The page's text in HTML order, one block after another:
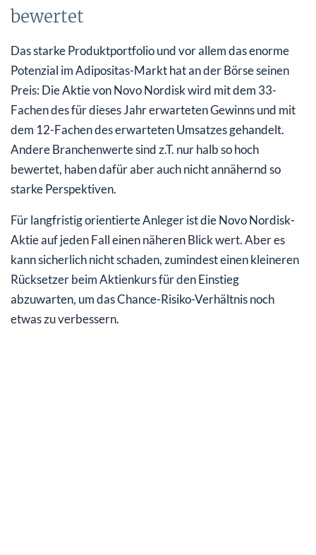
bewertet
Das starke Produktportfolio und vor allem das enorme
Potenzial im Adipositas-Markt hat an der Börse seinen
Preis: Die Aktie von Novo Nordisk wird mit dem 33-
Fachen des für dieses Jahr erwarteten Gewinns und mit
dem 12-Fachen des erwarteten Umsatzes gehandelt.
Andere Branchenwerte sind z.T. nur halb so hoch
bewertet, haben dafür aber auch nicht annähernd so
starke Perspektiven.
Für langfristig orientierte Anleger ist die Novo Nordisk-
Aktie auf jeden Fall einen näheren Blick wert. Aber es
kann sicherlich nicht schaden, zumindest einen kleineren
Rücksetzer beim Aktienkurs für den Einstieg
abzuwarten, um das Chance-Risiko-Verhältnis noch
etwas zu verbessern.